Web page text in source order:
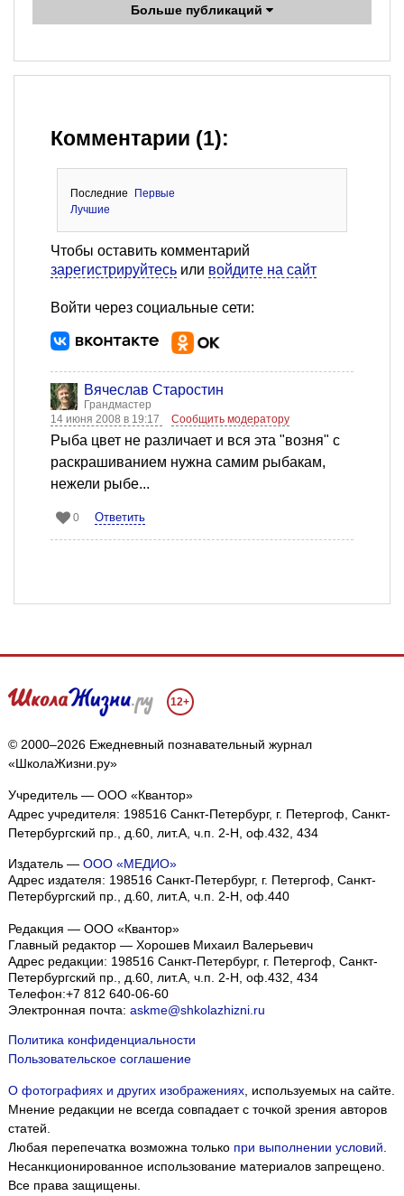
Больше публикаций
Комментарии (1):
Последние
Первые
Лучшие
Чтобы оставить комментарий
зарегистрируйтесь или войдите на сайт
Войти через социальные сети:
Вячеслав Старостин
Грандмастер
14 июня 2008 в 19:17
Сообщить модератору
Рыба цвет не различает и вся эта "возня" с
раскрашиванием нужна самим рыбакам,
нежели рыбе...
0 Ответить
12+
© 2000–2026 Ежедневный познавательный журнал
«ШколаЖизни.ру»
Учредитель — ООО «Квантор»
Адрес учредителя: 198516 Санкт-Петербург, г. Петергоф, Санкт-
Петербургский пр., д.60, лит.А, ч.п. 2-Н, оф.432, 434
Издатель — ООО «МЕДИО»
Адрес издателя: 198516 Санкт-Петербург, г. Петергоф, Санкт-
Петербургский пр., д.60, лит.А, ч.п. 2-Н, оф.440
Редакция — ООО «Квантор»
Главный редактор — Хорошев Михаил Валерьевич
Адрес редакции: 198516 Санкт-Петербург, г. Петергоф Санкт-
Петербургский пр., д.60, лит.А, ч.п. 2-Н, оф.432, 434
Телефон:+7 812 640-06-60
Электронная почта: askme@shkolazhizni.ru
Политика конфиденциальности
Пользовательское соглашение
О фотографиях и других изображениях, используемых на сайте.
Мнение редакции не всегда совпадает с точкой зрения авторов
статей.
Любая перепечатка возможна только при выполнении условий
Несанкционированное использование материалов запрещено.
Все права защищены.